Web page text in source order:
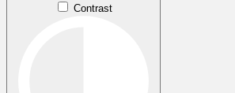
Contrast